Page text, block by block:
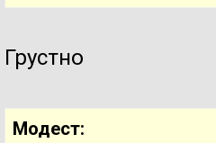
Грустно
Модест: